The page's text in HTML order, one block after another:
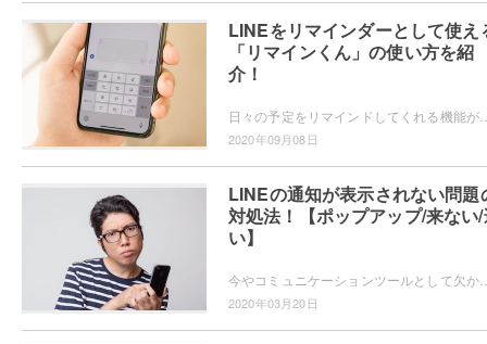
LINEをリマインダーとして使え
「リマインくん」の使い方を紹
介！
2020年09月08日
LINEの通知が表示されない問題
対処法！【ポップアップ/来ない
い】
2020年03月20日